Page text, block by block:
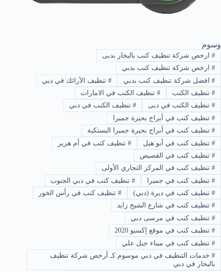
وسوم
#ارخص شركة تنظيف كنب بالبخار بدبى
#ارخص شركة تنظيف كنب بدبي
#افضل شركة تنظيف كنب بدبي #تنظيف الأرائك في دبي
#تنظيف الكنب #تنظيف الكنب في الامارات
#تنظيف الكنب في دبى #تنظيف الكنب في دبي
#تنظيف كنب في أبراج بحيرة جميرا
#تنظيف كنب في أبراج بحيرة جميرا البستكية
#تنظيف كنب في أبو هيل #تنظيف كنب في أم هرير
#تنظيف كنب في القصيص
#تنظيف كنب في المركز التجاري الأولى
#تنظيف كنب في جميرا #تنظيف كنب في دبي الجنوب
#تنظيف كنب في ديرة (دبي) #تنظيف كنب في رأس الخور
#تنظيف كنب في شارع الشيخ زايد
#تنظيف كنب في مرسى دبي
#تنظيف كنب في موقع إكسبو 2020
#تنظيف كنب في ميناء جبل علي
#خدمات التنظيف في دبي موسوم كـ أرخص شركة تنظيف
بالبخار في دبي